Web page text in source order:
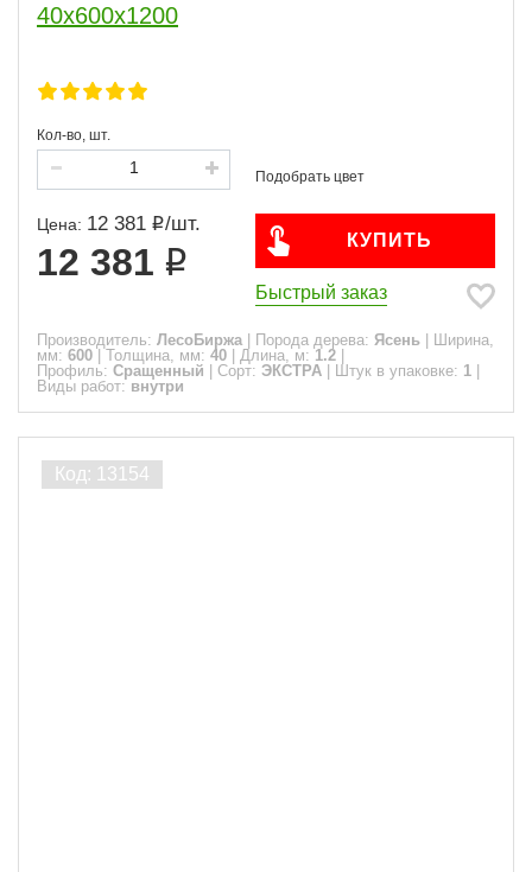
40х600х1200
Кол-во, шт.
Цена: 12 381 /шт.
12 381
КУПИТЬ
Быстрый заказ
Производитель: ЛесоБиржа Порода дерева: Ясень
Ширина,
мм: 600 Толщина, мм: 40 Длина, м: 1.2
Профиль: Сращенный Сорт: ЭКСТРА Штук в упаковке: 1
Виды работ: внутри